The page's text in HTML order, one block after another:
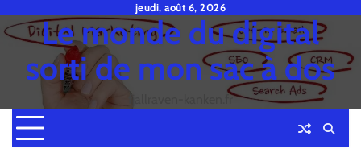
to
content
jeudi, août 6, 2026
Le monde du digital
sorti de mon sac à dos
fjallraven-kanken.fr